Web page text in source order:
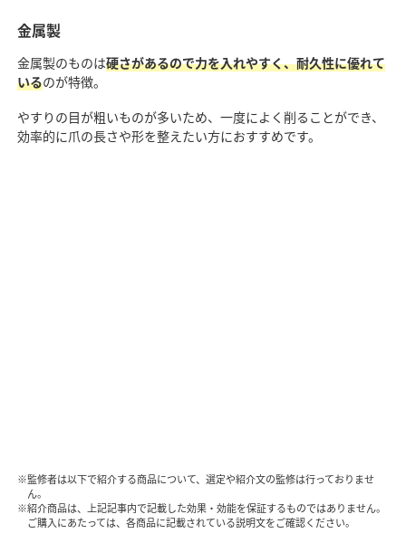
金属製
金属製のものは硬さがあるので力を入れやすく、耐久性に優れて
いるのが特徴。
やすりの目が粗いものが多いため、一度によく削ることができ、
効率的に爪の長さや形を整えたい方におすすめです。
※監修者は以下で紹介する商品について、選定や紹介文の監修は行っておりませ
ん。
※紹介商品は、上記記事内で記載した効果・効能を保証するものではありません。
ご購入にあたっては、各商品に記載されている説明文をご確認ください。